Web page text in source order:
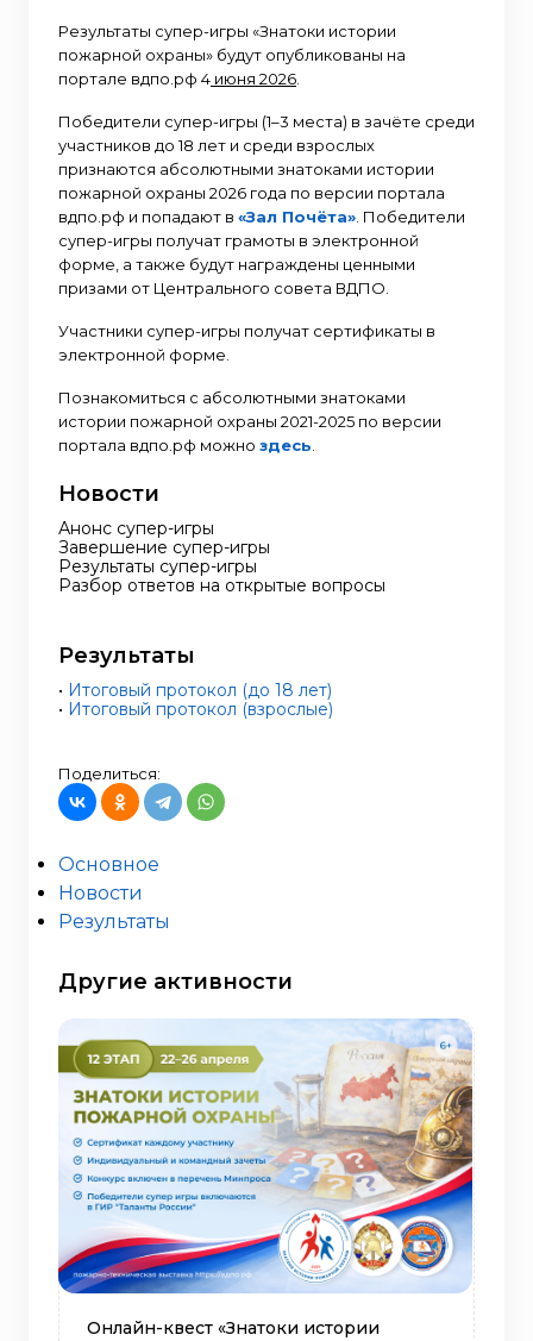
Результаты супер-игры «Знатоки истории
пожарной охраны» будут опубликованы на
портале вдпо.рф 4 июня 2026.
Победители супер-игры (1–3 места) в зачёте среди
участников до 18 лет и среди взрослых
признаются абсолютными знатоками истории
пожарной охраны 2026 года по версии портала
вдпо.рф и попадают в «Зал Почёта». Победители
супер-игры получат грамоты в электронной
форме, а также будут награждены ценными
призами от Центрального совета ВДПО.
Участники супер-игры получат сертификаты в
электронной форме.
Познакомиться с абсолютными знатоками
истории пожарной охраны 2021-2025 по версии
портала вдпо.рф можно здесь.
Новости
Анонс супер-игры
Завершение супер-игры
Результаты супер-игры
Разбор ответов на открытые вопросы
Результаты
• Итоговый протокол (до 18 лет)
• Итоговый протокол (взрослые)
Поделиться:
Основное
Новости
Результаты
Другие активности
Онлайн-квест «Знатоки истории